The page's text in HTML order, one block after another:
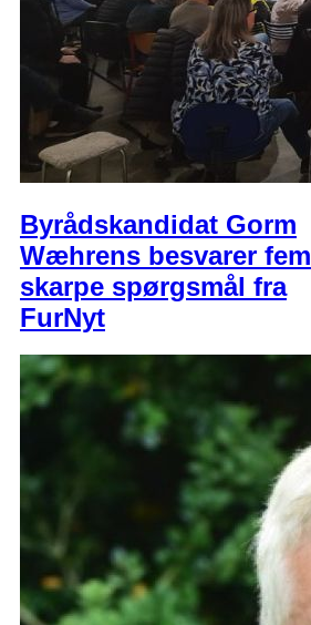
Byrådskandidat Gorm
Wæhrens besvarer fem
skarpe spørgsmål fra
FurNyt